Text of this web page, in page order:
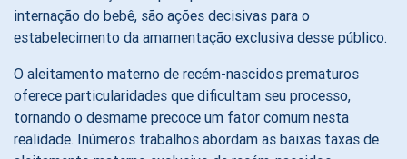
internação do bebê, são ações decisivas para o
estabelecimento da amamentação exclusiva desse público.
O aleitamento materno de recém-nascidos prematuros
oferece particularidades que dificultam seu processo,
tornando o desmame precoce um fator comum nesta
realidade. Inúmeros trabalhos abordam as baixas taxas de